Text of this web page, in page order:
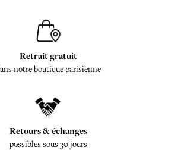
Retrait gratuit
notre boutique parisienne
Retours & échanges
possibles sous 30 jours